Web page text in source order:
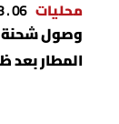
محليات 06 . 08 . 2026
وصول شحنة
المطار بعد